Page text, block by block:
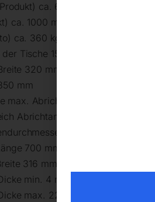
ca. 650 mm
ca. 1000 mm
ca. 360 kg
Tische 1500 mm
320 mm
mm
max. Abrichte 5 mm
Abrichtanschlag 90 – 45°
Dicke 120 mm
700 mm
316 mm
min. 4 mm
max. 225 mm